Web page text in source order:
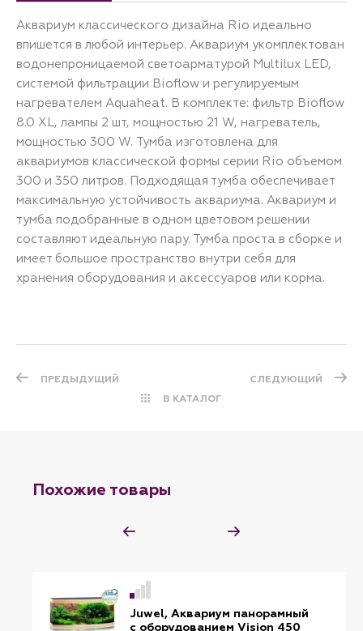
Аквариум классического дизайна Rio идеально
впишется в любой интерьер. Аквариум укомплектован
водонепроницаемой светоарматурой Multilux LED,
системой фильтрации Bioflow и регулируемым
нагревателем Aquaheat. В комплекте: фильтр Bioflow
8.0 XL, лампы 2 шт, мощностью 21 W, нагреватель,
мощностью 300 W. Тумба изготовлена для
аквариумов классической формы серии Rio объемом
300 и 350 литров. Подходящая тумба обеспечивает
максимальную устойчивость аквариума. Аквариум и
тумба подобранные в одном цветовом решении
составляют идеальную пару. Тумба проста в сборке и
имеет большое пространство внутри себя для
хранения оборудования и аксессуаров или корма.
ПРЕДЫДУЩИЙ
В КАТАЛОГ
СЛЕДУЮЩИЙ
Похожие товары
Juwel, Аквариум панорамный
с оборудованием Vision 450